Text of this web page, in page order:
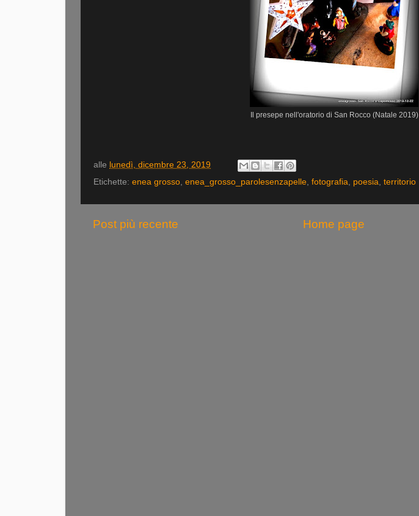
Il presepe nell'oratorio di San Rocco (Natale 2019)
alle lunedì, dicembre 23, 2019
Etichette: enea grosso, enea_grosso_parolesenzapelle, fotografia, poesia, territorio
Post più recente Home page